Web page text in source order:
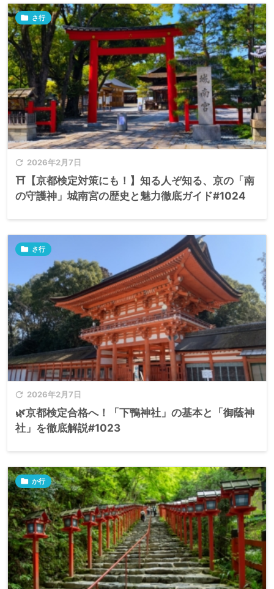
 2026年2月7日
 さ行
⛩️【京都検定対策にも！】知る人ぞ知る、京の「南
の守護神」城南宮の歴史と魅力徹底ガイド#1024
 2026年2月7日
 さ行
🌿京都検定合格へ！「下鴨神社」の基本と「御蔭神
社」を徹底解説#1023
 か行